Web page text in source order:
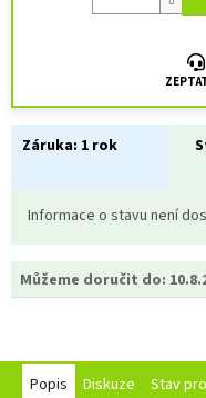
Záruka: 1 rok
Informace o stavu není
Můžeme doručit do:
Popis Diskuze Stav